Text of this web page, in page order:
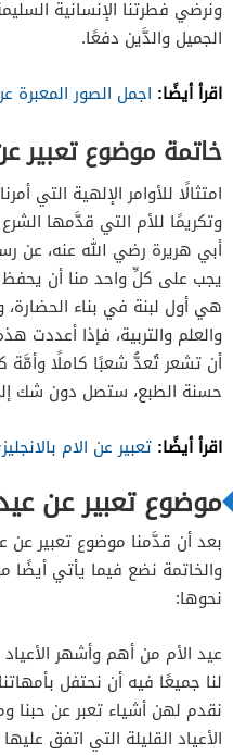
ونرضي فطرتنا الإنسانية
الجميل والدَّين دفعًا.
اقرأ أيضًا: اجمل الصور المعبرة
خاتمة موضوع تعبير
امتثالًا للأوامر الإلهية التي
وتكريمًا للأم التي قدَّمها
أبي هريرة رضي الله عنه، عن
يجب على كلِّ واحد منا أن
هي أول لبنة في بناء
والعلم والتربية، فإذا أعددت
أن تشعر تُعدُّ شعبًا كاملًا وأمَّة
حسنة الطبع، ستصل دون شك
اقرأ أيضًا: تعبير عن الام
موضوع تعبير عن
بعد أن قدَّمنا موضوع تعبير عن
والخاتمة نضع فيما يأتي أيضًا
نحوها:
عيد الأم من أهم وأشهر
لنا جميعًا فيه أن نحتفل
نقدم لهن أشياء تعبر عن حبنا
الأعياد القليلة التي اتفق